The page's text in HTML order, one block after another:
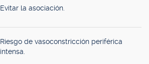
Evitar la asociación.
Riesgo de vasoconstricción periférica
intensa.